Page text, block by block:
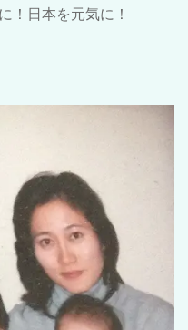
！日本を元気に！